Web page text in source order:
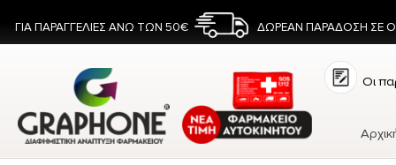
ΔΩΡΕΑΝ ΠΑΡΑΔΟΣΗ ΣΕ
ΓΙΑ ΠΑΡΑΓΓΕΛΙΕΣ ΑΝΩ ΤΩΝ 50€
Οι